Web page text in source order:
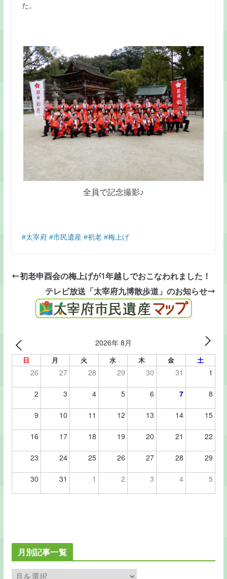
た。
全員で記念撮影♪
#太宰府 #市民遺産 #初老 #梅上げ
初老申酉会の梅上げが1年越しでおこなわれました！
テレビ放送「太宰府九博散歩道」のお知らせ
2026年 8月
日 月 火 水 木 金 土
26 27 28 29 30 31 1
2 3 4 5 6 7 8
9 10 11 12 13 14 15
16 17 18 19 20 21 22
23 24 25 26 27 28 29
30 31 1 2 3 4 5
月別記事一覧
月